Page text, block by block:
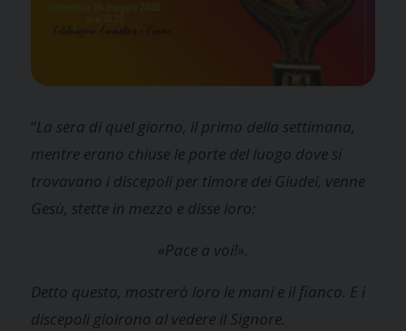
“La sera di quel giorno, il primo della settimana,
mentre erano chiuse le porte del luogo dove si
trovavano i discepoli per timore dei Giudei, venne
Gesù, stette in mezzo e disse loro:
«Pace a voi!».
Detto questo, mostrerò loro le mani e il fianco. E i
discepoli gioirono al vedere il Signore.